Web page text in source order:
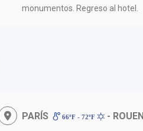
monumentos. Regreso al hotel.
PARÍS 66ºF - 72ºF -